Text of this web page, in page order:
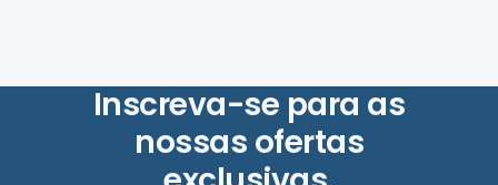
Inscreva-se para as
nossas ofertas